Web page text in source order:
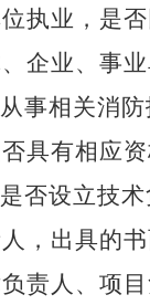
执业，是
企业、事业
从事相关消
具有相应资
是否设立技
，出具的
责人、项